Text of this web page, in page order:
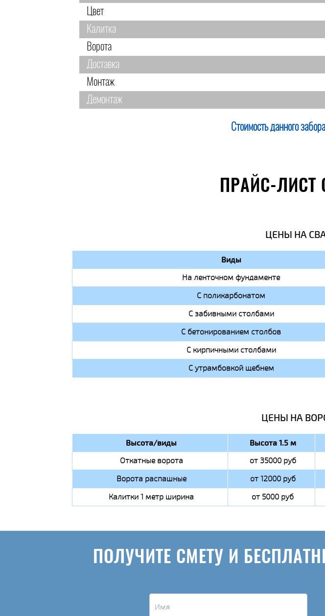
Цвет
Калитка
Ворота
Доставка
Монтаж
Демонтаж
Стоимость данного
ПРАЙС-
ЦЕНЫ НА
Виды
На ленточном фундаменте
С поликарбонатом
С забивными столбами
С бетонированием столбов
С кирпичными столбами
С утрамбовкой щебнем
ЦЕНЫ НА
Высота/виды Высота 1.5 м
Откатные ворота от 35000 руб
Ворота распашные
от 12000 руб
Калитки 1 метр ширина
от 5000 руб
ПОЛУЧИТЕ СМЕТУ И